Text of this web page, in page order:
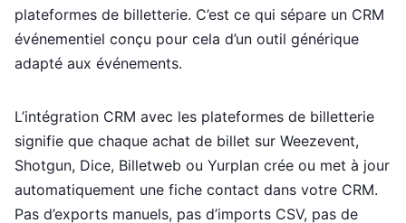
plateformes de billetterie. C’est ce qui sépare un CRM
événementiel conçu pour cela d’un outil générique
adapté aux événements.
L’intégration CRM avec les plateformes de billetterie
signifie que chaque achat de billet sur Weezevent,
Shotgun, Dice, Billetweb ou Yurplan crée ou met à jour
automatiquement une fiche contact dans votre CRM.
Pas d’exports manuels, pas d’imports CSV, pas de